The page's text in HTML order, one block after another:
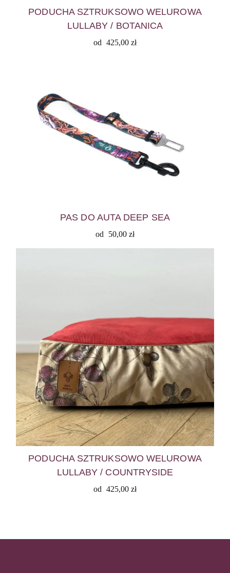
PODUCHA SZTRUKSOWO WELUROWA
LULLABY / BOTANICA
od 425,00 zł
PAS DO AUTA DEEP SEA
od 50,00 zł
PODUCHA SZTRUKSOWO WELUROWA
LULLABY / COUNTRYSIDE
od 425,00 zł